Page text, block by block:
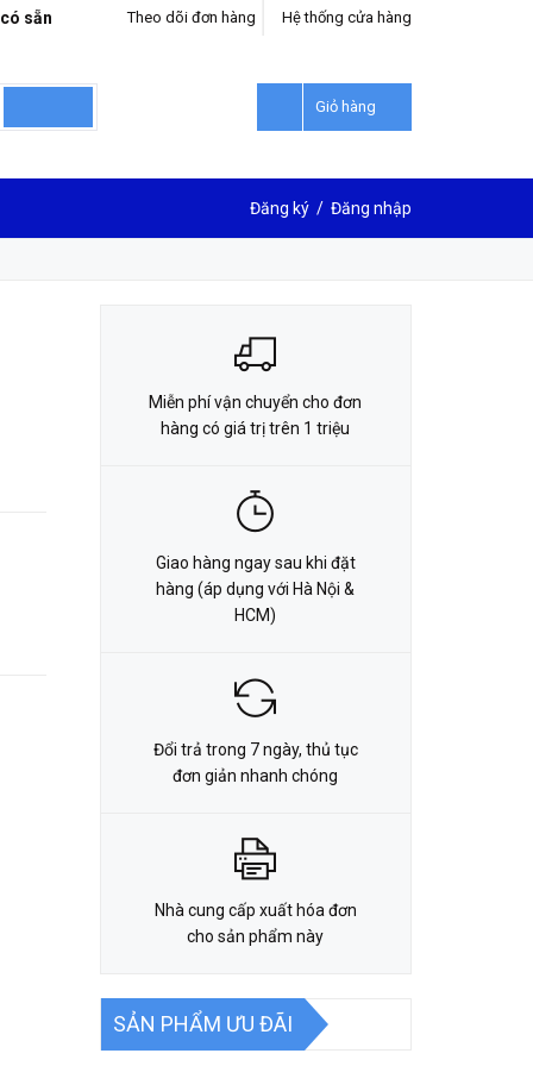
sẵn
Hệ thống cửa hàng
Theo dõi đơn hàng
Giỏ hàng
Đăng ký / Đăng nhập
LIÊN HỆ ĐẶT HÀNG
Miễn phí vận chuyển cho đơn
hàng có giá trị trên 1 triệu
Giao hàng ngay sau khi đặt
hàng (áp dụng với Hà Nội &
HCM)
Đổi trả trong 7 ngày, thủ tục
đơn giản nhanh chóng
Nhà cung cấp xuất hóa đơn
cho sản phẩm này
SẢN PHẨM ƯU ĐÃI